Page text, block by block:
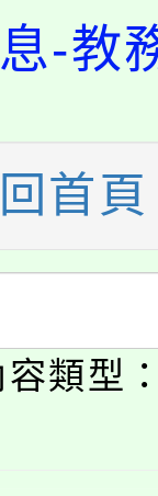
會8/
舉行。
享有免
收入戶
可洽有
科技中
科技
入校路
業人
、30在
-教
首頁
類型